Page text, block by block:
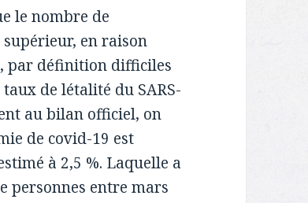
le nombre de
en raison
par définition difficiles
de létalité du SARS-
au bilan officiel, on
de covid-19 est
à 2,5 %. Laquelle a
personnes entre mars